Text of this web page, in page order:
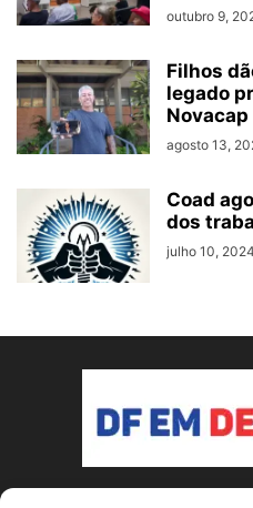
outubro 9,
Filhos
legado
Novacap
agosto 13,
Coad
dos
julho 10, 2024